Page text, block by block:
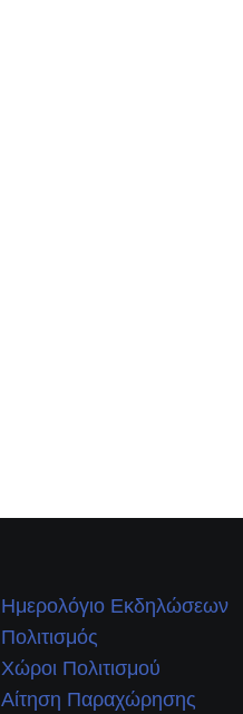
Ημερολόγιο Εκδηλώσεων
Πολιτισμός
Χώροι Πολιτισμού
Αίτηση Παραχώρησης